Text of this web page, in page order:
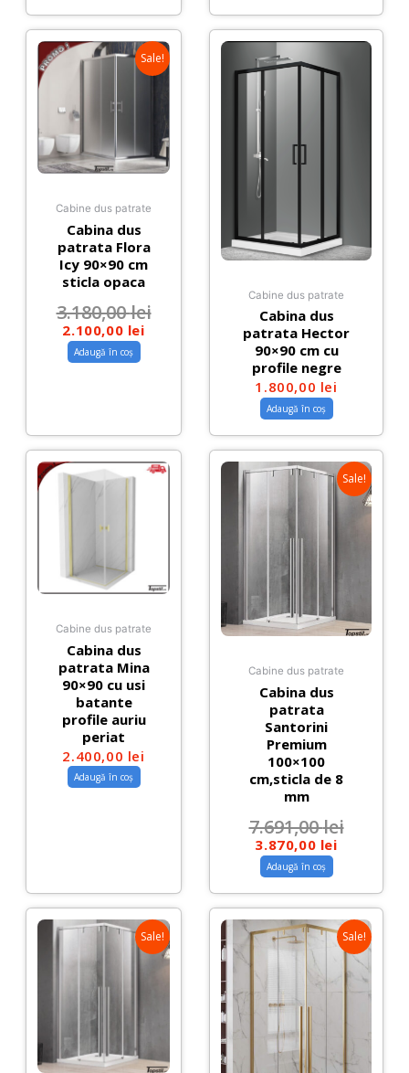
Sale!
Cabine dus patrate
Cabina dus
patrata Flora
Icy 90×90 cm
sticla opaca
3.180,00lei
2.100,00 lei
Adaugă în coș
Cabine dus patrate
Cabina dus
patrata Hector
90×90 cm cu
profile negre
1.800,00 lei
Adaugă în coș
Cabine dus patrate
Cabina dus
patrata Mina
90×90 cu usi
batante
profile auriu
periat
2.400,00 lei
Adaugă în coș
Sale!
Cabine dus patrate
Cabina dus
patrata
Santorini
Premium
100×100
cm,sticla de 8
mm
7.691,00lei
3.870,00 lei
Adaugă în coș
Sale! Sale!